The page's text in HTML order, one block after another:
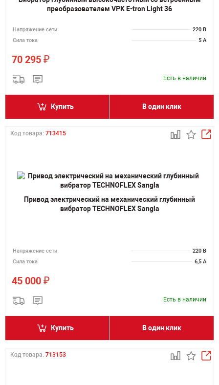
преобразователем VPK E-tron Light 36
Напряжение сети
220 В
Сила тока
5 А
70 295 ₽
Есть в наличии
Купить В один клик
Код товара: 713415
Привод электрический на механический глубинный
вибратор TECHNOFLEX Sangla
Напряжение сети
220 В
Сила тока
6,5 А
45 000 ₽
Есть в наличии
Купить В один клик
Код товара: 713153